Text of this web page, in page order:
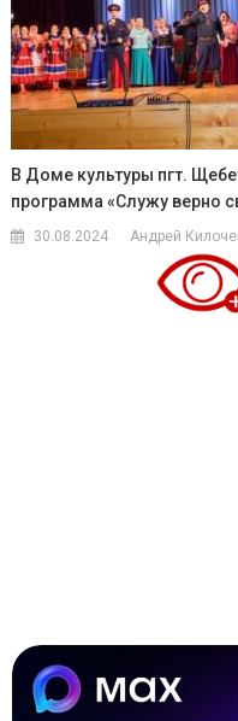
В Доме культуры пгт.
программа «Служу верно
30.08.2024 Андрей